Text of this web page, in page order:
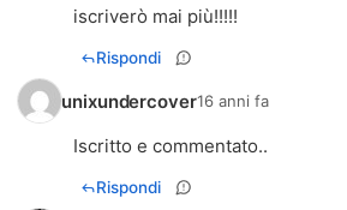
iscriverò mai più!!!!!
Rispondi
unixundercover16 anni fa
Iscritto e commentato..
Rispondi